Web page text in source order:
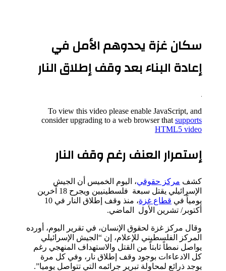
سكان غزة يحدوهم الأمل في
إعادة البناء بعد وقف إطلاق النار
To view this video please enable JavaScript, and
consider upgrading to a web browser that supports
HTML5 video
إستمرار العنف رغم وقف النار
كشف مركز حقوقي، اليوم الخميس أن الجيش
الإسرائيلي يقتل سبعة فلسطينيين ويجرح 18 آخرين
يومياً في قطاع غزة
، منذ وقف إطلاق النار في 10
أكتوبر/ تشرين الأول الماضي.
وقال مركز غزة لحقوق الإنسان، في تقرير اليوم، أورده
المركز الفلسطيني للإعلام، إن “الجيش الإسرائيلي
يواصل نمطاً ثابتاً من القتل والاستهداف المنهجي رغم
كل الادعاءات بوجود وقف إطلاق نار، وفي كل مرة
يوجد ذرائع لمحاولة تبرير جرائمه التي تتواصل يوميا”.